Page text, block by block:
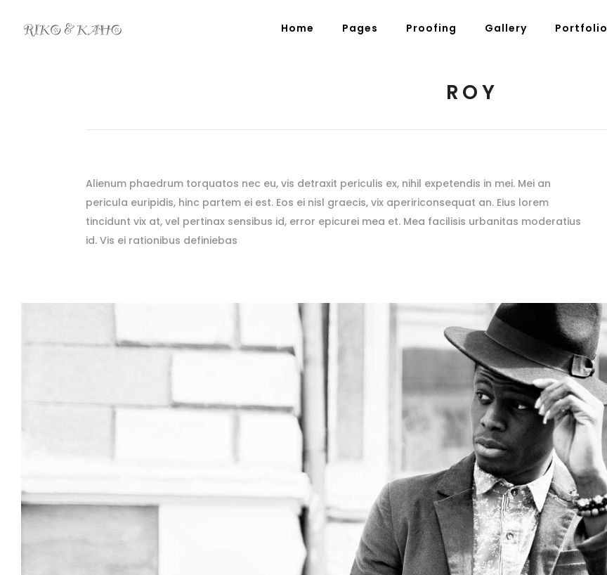
Home Pages Proofing Gallery Portfolio
ROY
Alienum phaedrum torquatos nec eu, vis detraxit periculis ex, nihil expetendis in mei. Mei an
pericula euripidis, hinc partem ei est. Eos ei nisl graecis, vix apeririconsequat an. Eius lorem
tincidunt vix at, vel pertinax sensibus id, error epicurei mea et. Mea facilisis urbanitas moderatius
id. Vis ei rationibus definiebas